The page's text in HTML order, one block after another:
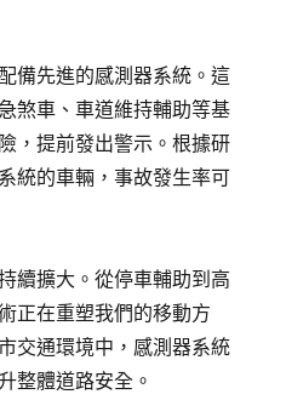
備先進的感測器系統。這
煞車、車道維持輔助等基
，提前發出警示。根據研
統的車輛，事故發生率可
續擴大。從停車輔助到高
正在重塑我們的移動方
交通環境中，感測器系統
整體道路安全。